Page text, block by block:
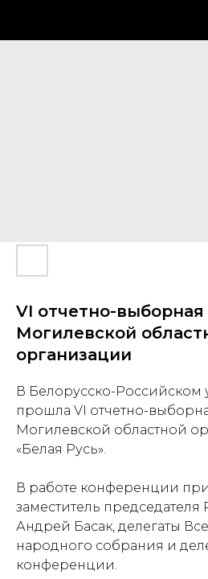
VI отчетно-
Могилевской
организации
В Белорусско-Российском
прошла VI отчетно-
Могилевской областной
«Белая Русь».
В работе конференции
заместитель
Андрей Басак, делегаты
народного собрания и
конференции.